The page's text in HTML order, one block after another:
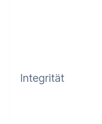
Integrität